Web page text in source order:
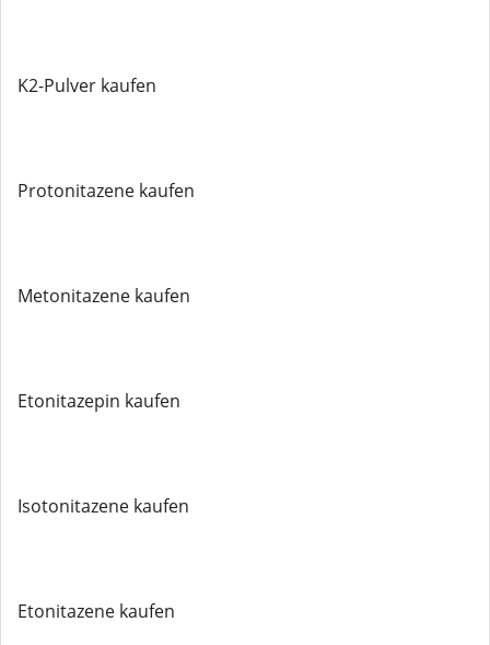
K2-Pulver kaufen
Protonitazene kaufen
Metonitazene kaufen
Etonitazepin kaufen
Isotonitazene kaufen
Etonitazene kaufen